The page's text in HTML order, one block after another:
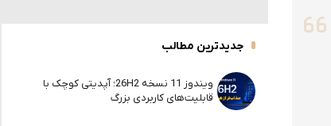
جدیدترین مطالب
ویندوز 11 نسخه 26H2؛ آپدیتی کوچک با
قابلیت‌های کاربردی بزرگ